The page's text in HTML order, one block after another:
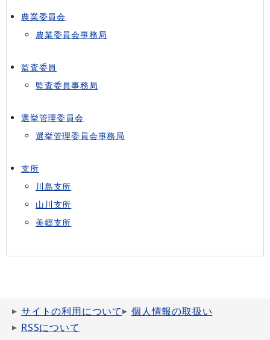
農業委員会
農業委員会事務局
監査委員
監査委員事務局
選挙管理委員会
選挙管理委員会事務局
支所
川島支所
山川支所
美郷支所
サイトの利用について
個人情報の取扱い
RSSについて